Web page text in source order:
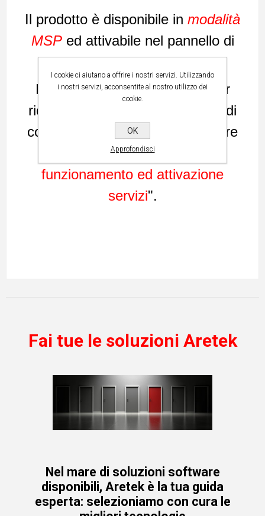
Il prodotto è disponibile in modalità
MSPed attivabile nel pannello di
controllo Comet Backup.
Per maggiori informazioni e per
richiedere l'accesso al pannello di
controllo Comet Backup accedere
alla pagina "Comet Backup -
funzionamento ed attivazione
servizi".
Fai tue le soluzioni Aretek
Nel mare di soluzioni software
disponibili, Aretek è la tua guida
esperta: selezioniamo con cura le
I cookie ci aiutano a offrire i nostri servizi. Utilizzando
i nostri servizi, acconsentite al nostro utilizzo dei
cookie.
OK
Approfondisci